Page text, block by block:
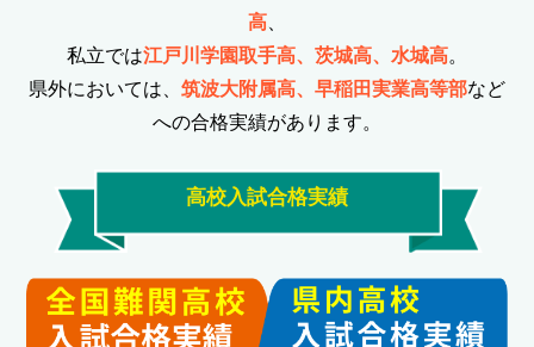
高
私立では江戸川学園取手高、茨城高、水城高。
県外においては、 筑波大附属高、早稲田実業高等部など
への合格実績があります。
高校入試合格実績